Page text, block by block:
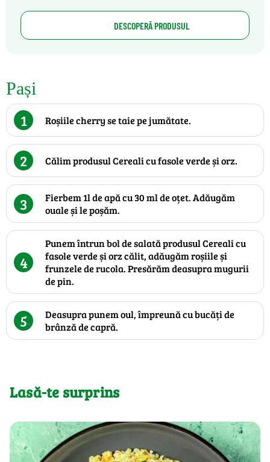
DESCOPERĂ PRODUSUL
Pași
1
Roșiile cherry se taie pe jumătate.
2 Călim produsul Cereali cu fasole verde și orz.
3
Fierbem 1l de apă cu 30 ml de oțet. Adăugăm
ouale și le poșăm.
4
Punem întrun bol de salată produsul Cereali cu
fasole verde și orz călit, adăugăm roșiile și
frunzele de rucola. Presărăm deasupra mugurii
de pin.
5
Deasupra punem oul, împreună cu bucăți de
brânză de capră.
Lasă-te surprins